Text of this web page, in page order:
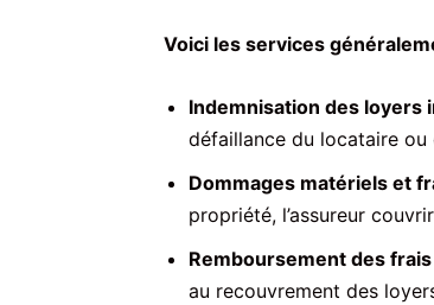
Voici les services
Indemnisation des loyers
défaillance du locataire ou
Dommages matériels et
propriété, l’assureur
Remboursement des
au recouvrement des